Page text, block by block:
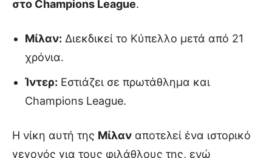
στο Champions League.
Μίλαν: Διεκδικεί το Κύπελλο μετά από 21
χρόνια.
Ίντερ: Εστιάζει σε πρωτάθλημα και
Champions League.
Η νίκη αυτή της Μίλαν αποτελεί ένα ιστορικό
γεγονός για τους φιλάθλους της, ενώ